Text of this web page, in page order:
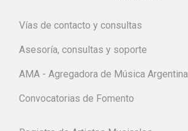
Vías de contacto y consultas
Asesoría, consultas y soporte
AMA - Agregadora de Música Argentina
Convocatorias de Fomento